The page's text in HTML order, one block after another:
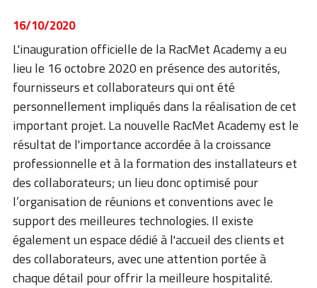
TÉLÉCHARGEMENTS
16/10/2020
L'inauguration officielle de la RacMet Academy a eu
lieu le 16 octobre 2020 en présence des autorités,
fournisseurs et collaborateurs qui ont été
personnellement impliqués dans la réalisation de cet
important projet. La nouvelle RacMet Academy est le
résultat de l'importance accordée à la croissance
professionnelle et à la formation des installateurs et
des collaborateurs; un lieu donc optimisé pour
l’organisation de réunions et conventions avec le
support des meilleures technologies. Il existe
également un espace dédié à l'accueil des clients et
des collaborateurs, avec une attention portée à
chaque détail pour offrir la meilleure hospitalité.